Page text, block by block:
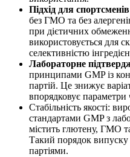
Підхід для
без ГМО та без
при дієтичних
використовується для
селективністю
Лабораторне
принципами GMP із
партій. Це знижує
впорядковує параметри
Стабільність якості:
стандартами GMP з
містить глютену, ГМО
Такий порядок випуску
партіями.